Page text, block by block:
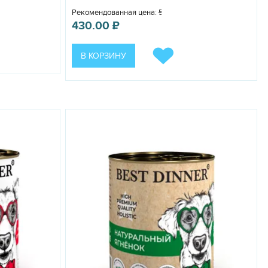
Рекомендованная цена: 588.00
430.00₽
В КОРЗИНУ